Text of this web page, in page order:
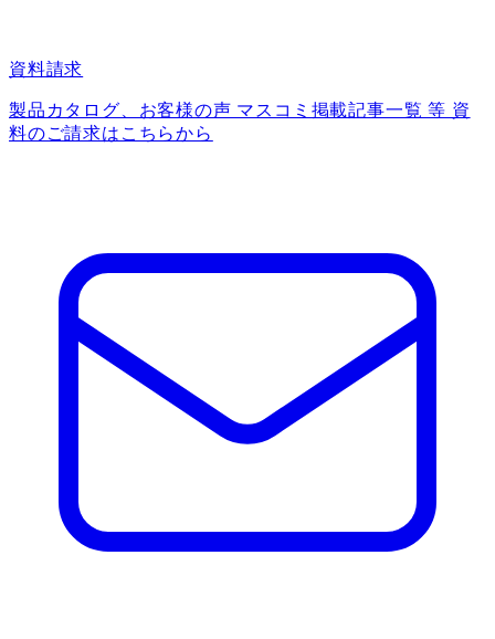
資料請求
製品カタログ、お客様の声 マスコミ掲載記事一覧 等 資
料のご請求はこちらから